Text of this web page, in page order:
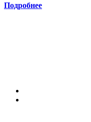
Подробнее